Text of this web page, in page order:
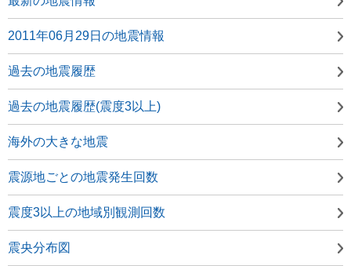
2011年06月29日の地震情報
過去の地震履歴
過去の地震履歴(震度3以上)
海外の大きな地震
震源地ごとの地震発生回数
震度3以上の地域別観測回数
震央分布図